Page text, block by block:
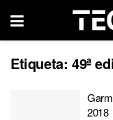
Etiqueta: 49ª
2018